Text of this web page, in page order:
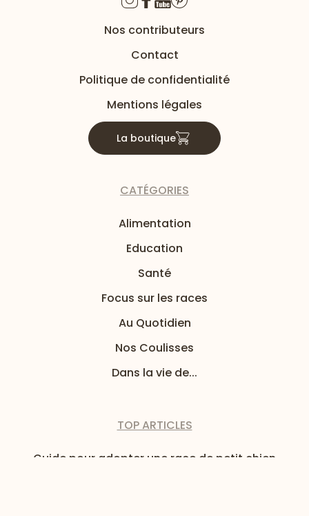
Nos contributeurs
Contact
Politique de confidentialité
Mentions légales
La boutique
CATÉGORIES
Alimentation
Education
Santé
Focus sur les races
Au Quotidien
Nos Coulisses
Dans la vie de...
TOP ARTICLES
Guide pour adopter une race de petit chien